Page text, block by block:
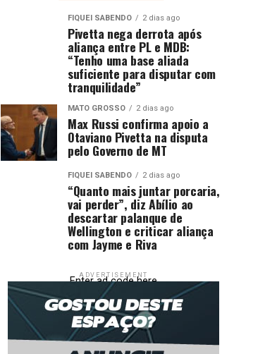
FIQUEI SABENDO 2 dias ago
Pivetta nega derrota após
aliança entre PL e MDB:
“Tenho uma base aliada
suficiente para disputar com
tranquilidade”
MATO GROSSO 2 dias ago
Max Russi confirma apoio a
Otaviano Pivetta na disputa
pelo Governo de MT
FIQUEI SABENDO 2 dias ago
“Quanto mais juntar porcaria,
vai perder”, diz Abílio ao
descartar palanque de
Wellington e criticar aliança
com Jayme e Riva
ADVERTISEMENT
Enter ad code here